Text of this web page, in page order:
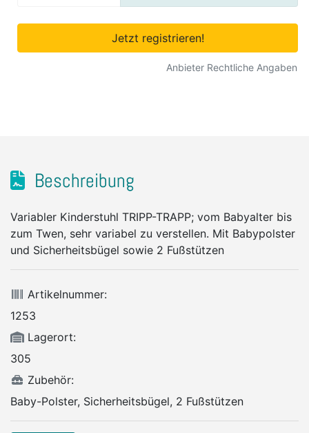
Jetzt registrieren!
Anbieter Rechtliche Angaben
Beschreibung
Variabler Kinderstuhl TRIPP-TRAPP; vom Babyalter bis
zum Twen, sehr variabel zu verstellen. Mit Babypolster
und Sicherheitsbügel sowie 2 Fußstützen
Artikelnummer:
1253
Lagerort:
305
Zubehör:
Baby-Polster, Sicherheitsbügel, 2 Fußstützen